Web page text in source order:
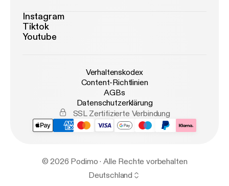
Instagram
Tiktok
Youtube
Verhaltenskodex
Content-Richtlinien
AGBs
Datenschutzerklärung
SSL Zertifizierte Verbindung
© 2026 Podimo · Alle Rechte vorbehalten
Deutschland